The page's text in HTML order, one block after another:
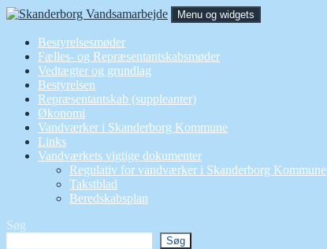
Hop
indhold
Skanderborg Vandsamarbejde
Samarbejde for alle vandværker i Skanderborg Kommune
Menu og widgets
Bestyrelsesmøder
Fælles- og Repræsentantskabsmøder
Vedtægter og grundlag
Bestyrelsen
Repræsentantskab (suppleanter)
Økonomi
Vandværker i Skanderborg Kommune
Links
Vandværkets vigtige dokumenter
Regulativ for vandværker i Skanderborg Kommune
Takstblad
Beredskabsplan
Søg
Søg